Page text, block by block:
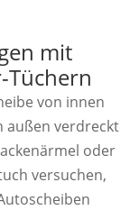
mit
Tüchern
von innen
außen verdreckt
oder
versuchen,